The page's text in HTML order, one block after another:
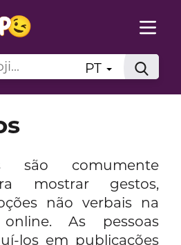
PT
são comumente
mostrar gestos,
não verbais na
online. As pessoas
los em publicações